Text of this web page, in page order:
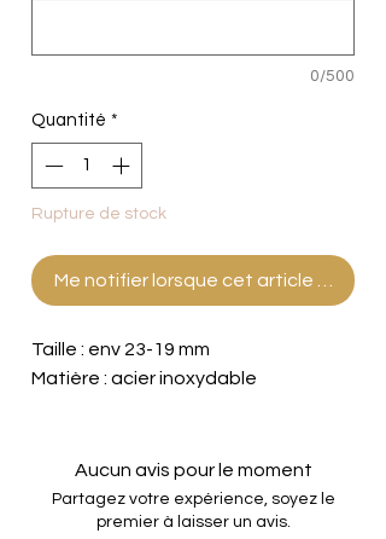
0/500
Quantité *
Rupture de stock
Me notifier lorsque cet article est
Taille : env 23-19 mm
Matière : acier inoxydable
Aucun avis pour le moment
Partagez votre expérience, soyez le
premier à laisser un avis.